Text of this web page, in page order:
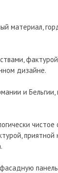
материал,
дизайне.
и